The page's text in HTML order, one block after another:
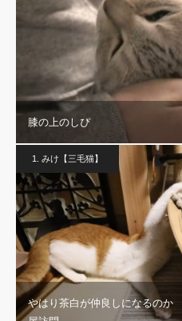
膝の上のしぴ
1. みけ【三毛猫】
やはり茶白が仲良しになるの